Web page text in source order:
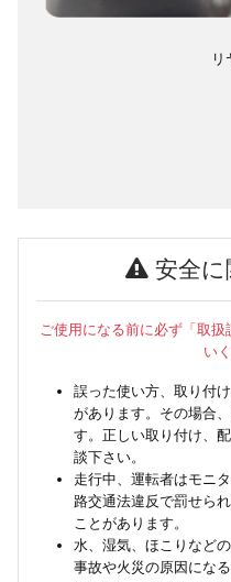
リ
安全
ご使用になる前に必ず「取
い
誤った使い方、取り付
があります。その場合
す。正しい取り付け、
談下さい。
走行中、運転者はモニ
路交通法違反で罰せら
ことがあります。
水、湿気、ほこりなど
事故や火災の原因にな